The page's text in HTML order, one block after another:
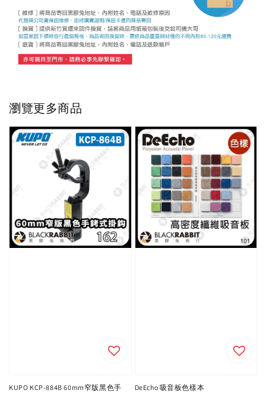
瀏覽更多商品
KUPO KCP-884B 60mm窄版黑色手
DeEcho 吸音板色樣本